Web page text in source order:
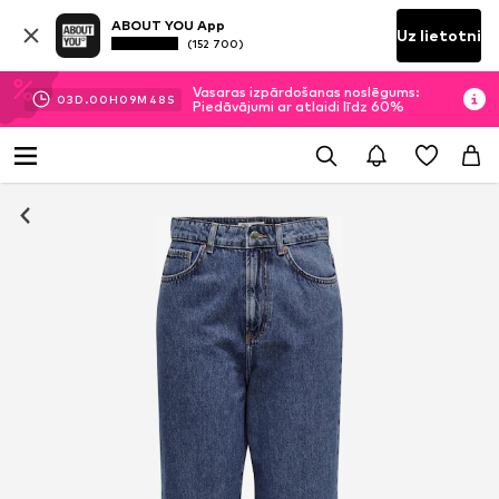
ABOUT YOU App
(152 700) Uz lietotni
03D.00H 09M 48 S
Vasaras izpārdošanas noslēgums:
Piedāvājumi ar atlaidi līdz 60%